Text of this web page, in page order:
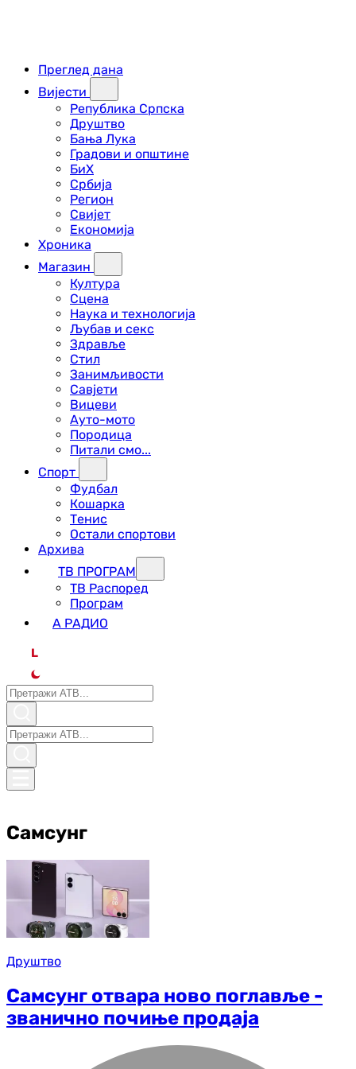
Преглед дана
Вијести
Република Српска
Друштво
Бања Лука
Градови и општине
БиХ
Србија
Регион
Свијет
Економија
Хроника
Магазин
Култура
Сцена
Наука и технологија
Љубав и секс
Здравље
Стил
Занимљивости
Савјети
Вицеви
Ауто-мото
Породица
Питали смо...
Спорт
Фудбал
Кошарка
Тенис
Остали спортови
Архива
ТВ ПРОГРАМ
ТВ Распоред
Програм
А РАДИО
L
Самсунг
Друштво
Самсунг отвара ново поглавље -
званично почиње продаја